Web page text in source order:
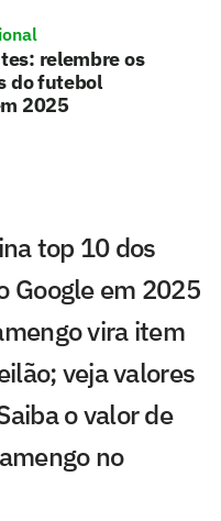
relembre os
do futebol
2025
top 10 dos
Google em 2025
vira item
veja valores
o valor de
no